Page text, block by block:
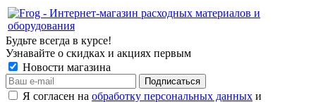
Будьте всегда в курсе!
Узнавайте о скидках и акциях первым
Новости магазина
Я согласен на обработку персональных данных и